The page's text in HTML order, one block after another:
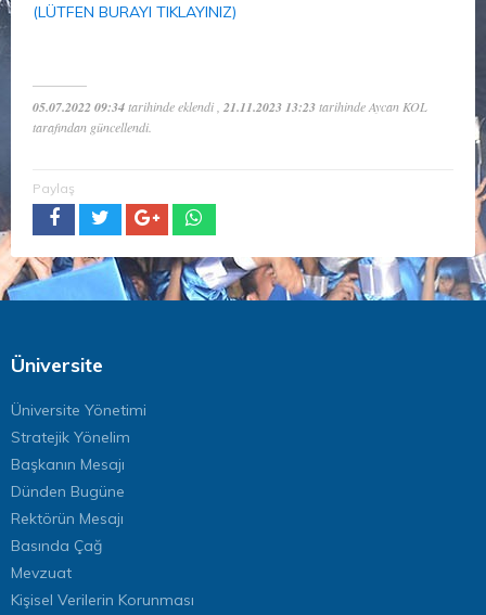
(LÜTFEN BURAYI TIKLAYINIZ)
05.07.2022 09:34tarihinde eklendi , 21.11.2023 13:23tarihinde Aycan KOL
tarafından güncellendi.
Paylaş
Üniversite
Üniversite Yönetimi
Stratejik Yönelim
Başkanın Mesajı
Dünden Bugüne
Rektörün Mesajı
Basında Çağ
Mevzuat
Kişisel Verilerin Korunması